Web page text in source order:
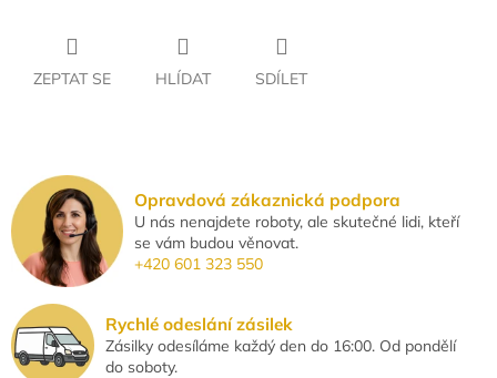
ZEPTAT SE HLÍDAT SDÍLET
Opravdová zákaznická podpora
U nás nenajdete roboty, ale skutečné lidi, kteří
se vám budou věnovat.
+420 601 323 550
Rychlé odeslání zásilek
Zásilky odesíláme každý den do 16:00. Od pondělí
do soboty.